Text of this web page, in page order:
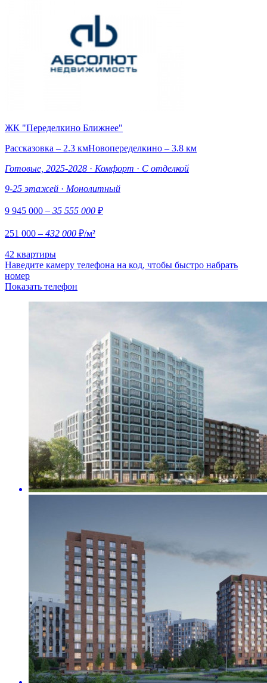
ЖК "Переделкино Ближнее"
Рассказовка – 2.3 кмНовопеределкино – 3.8 км
Готовые, 2025-2028 · Комфорт · С отделкой
9-25 этажей · Монолитный
9 945 000 – 35 555 000 ₽
251 000 – 432 000 ₽/м²
42 квартиры
Наведите камеру телефона на код, чтобы быстро набрать
номер
Показать телефон